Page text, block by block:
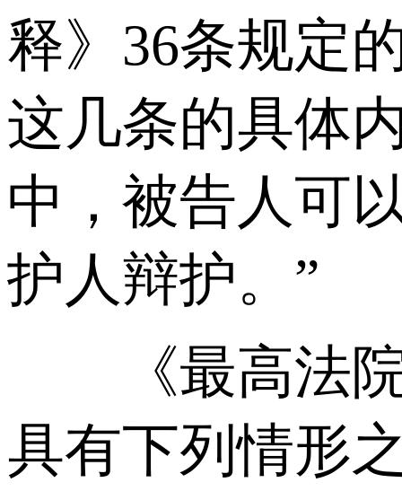
释》36条规定
这几条的具体
中，被告人可
护人辩护。”
《最高法院
具有下列情形